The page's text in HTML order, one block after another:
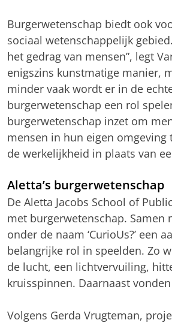
Burgerwetenschap biedt ook
sociaal wetenschappelijk
het gedrag van mensen”, legt
enigszins kunstmatige manier,
minder vaak wordt er in de
burgerwetenschap een rol
burgerwetenschap inzet om
mensen in hun eigen
de werkelijkheid in plaats van
Aletta’s burgerwetenschap
De Aletta Jacobs School of
met burgerwetenschap. Samen
onder de naam ‘CurioUs?’ een
belangrijke rol in speelden. Zo
de lucht, een lichtvervuiling,
kruisspinnen. Daarnaast
Volgens Gerda Vrugteman,